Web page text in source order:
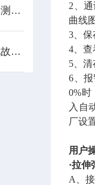
如何正确的选择合适的测厚仪？
探伤仪维修保养及常见故障排除方法（ZT）
2、
曲线
3、
4、
5、
6、
0%时
入自
厂设
用户
·拉伸
A、